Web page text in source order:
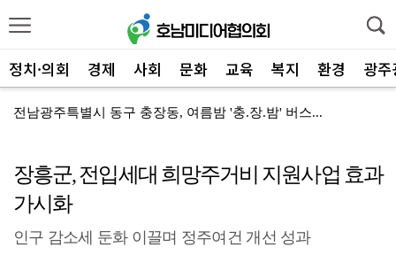
정치·의회 경제 사회 문화 교육 복지 환경 광
전남광주특별시 동구 충장동, 여름밤 '충.장.밤' 버스...
무안군 청소년, '천연염색'으로 전통문화 체험
무안군청소년수련관, '초록빛 여름' 성료 "환경 가치 ...
전남광주특별시 동구, 여름철 재해 대비 '고위험 가로수...
장흥군, 전입세대 희망주거비 지원사업 효과
가시화
인구 감소세 둔화 이끌며 정주여건 개선 성과